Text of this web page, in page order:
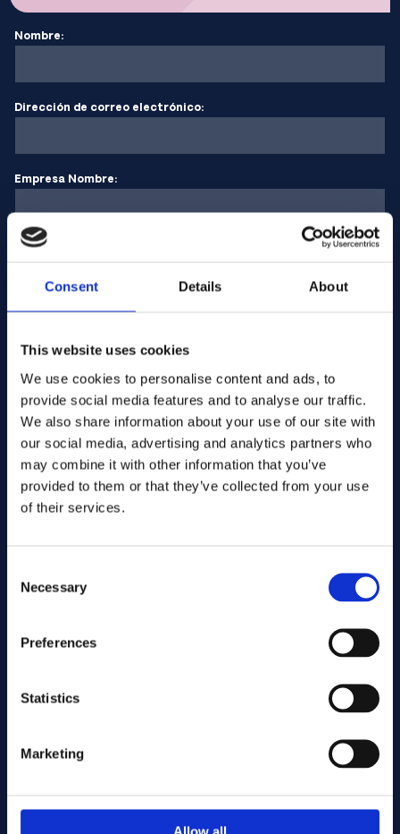
Consent Details About
This website uses cookies
We use cookies to personalise content and ads, to
provide social media features and to analyse our traffic.
We also share information about your use of our site with
our social media, advertising and analytics partners who
may combine it with other information that you’ve
provided to them or that they’ve collected from your use
of their services.
Selection
Necessary
Preferences
Statistics
Marketing
Allow all
Nombre:
Dirección de correo electrónico:
Empresa Nombre:
Introduzca la cantidad
Enviar
Cutting services